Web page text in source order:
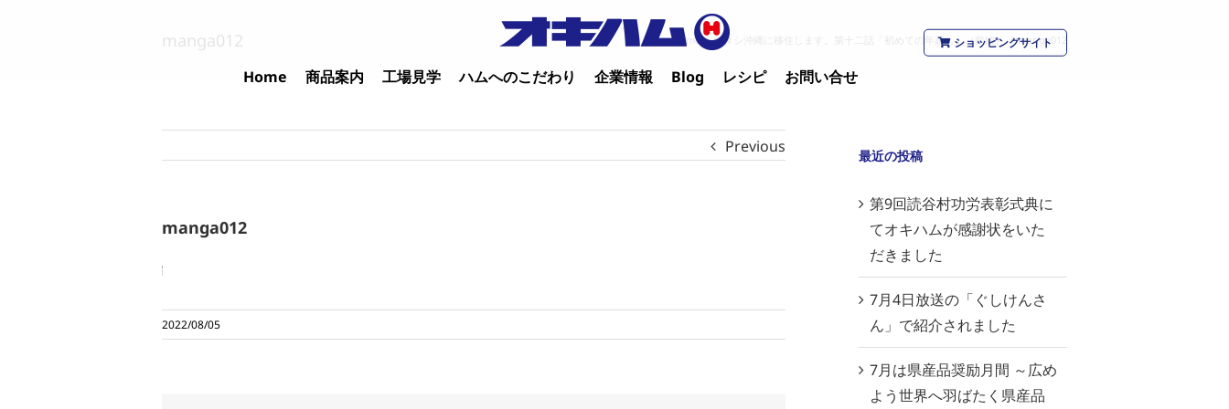
ショッピングサイト
Home 商品案内 工場見学 ハムへのこだわり 企業情報 Blog レシピ お問い合せ
manga012 Home / ワタシ沖縄に移住します。第十二話「初めての年越し」（前編） / manga012
Previous
manga012
2022/08/05
最近の投稿
第9回読谷村功労表彰式典に
てオキハムが感謝状をいた
だきました
7月4日放送の「ぐしけんさ
ん」で紹介されました
7月は県産品奨励月間 ～広め
よう世界へ羽ばたく県産品